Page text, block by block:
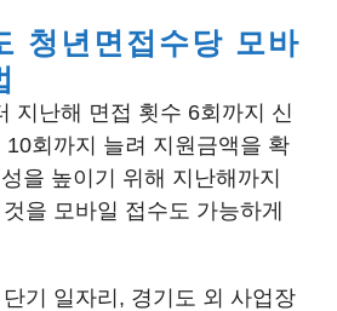
청년면접수당 모바
지난해 면접 횟수 6회까지 신
회까지 늘려 지원금액을 확
을 높이기 위해 지난해까지
을 모바일 접수도 가능하게
기 일자리, 경기도 외 사업장